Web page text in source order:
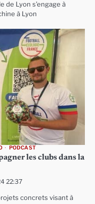
de Lyon s’engage à
à Lyon
PODCAST
les clubs dans la
22:37
concrets visant à